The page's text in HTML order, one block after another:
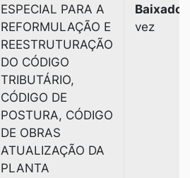
ESPECIAL PARA A
REFORMULAÇÃO E
REESTRUTURAÇÃO
DO CÓDIGO
TRIBUTÁRIO,
CÓDIGO DE
POSTURA, CÓDIGO
DE OBRAS
ATUALIZAÇÃO DA
PLANTA
Baixado:
vez